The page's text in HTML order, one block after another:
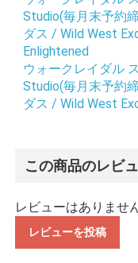
お買い物を
Studio(毎月末予約
ダス / Wild West
Enlightened
ウォークレイダル
Studio(毎月末予約
ダス / Wild West
この商品のレビ
レビューはありません
レビューを投稿